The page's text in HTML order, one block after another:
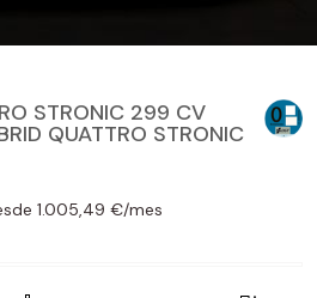
STRONIC 299 CV
QUATTRO STRONIC
Desde 1.005,49 €/mes